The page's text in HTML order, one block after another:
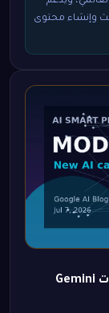
وإنشاء محتوى
تحديثات جوهرية في واجهة برمجة تطبيقات Gemini